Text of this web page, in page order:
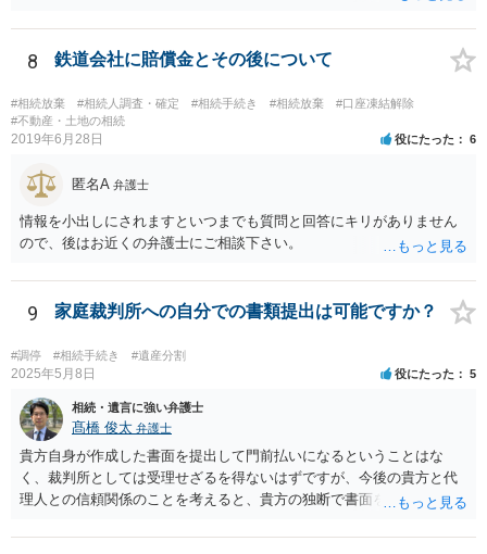
払い義務があります。
8 鉄道会社に賠償金とその後について
#相続放棄 #相続人調査・確定 #相続手続き #相続放棄
#口座凍結解除
#不動産・土地の相続
2019年6月28日 役にたった 6
匿名A 弁護士
情報を小出しにされますといつまでも質問と回答にキリがありません
ので、後はお近くの弁護士にご相談下さい。
9 家庭裁判所への自分での書類提出は可能ですか？
#調停 #相続手続き #遺産分割
2025年5月8日 役にたった 5
相続・遺言に強い弁護士
髙橋 俊太 弁護士
貴方自身が作成した書面を提出して門前払いになるということはな
く、裁判所としては受理せざるを得ないはずですが、今後の貴方と代
理人との信頼関係のことを考えると、貴方の独断で書面を提出したり
士が主張書面の提出を渋っているようですが、弁護士として提出の実